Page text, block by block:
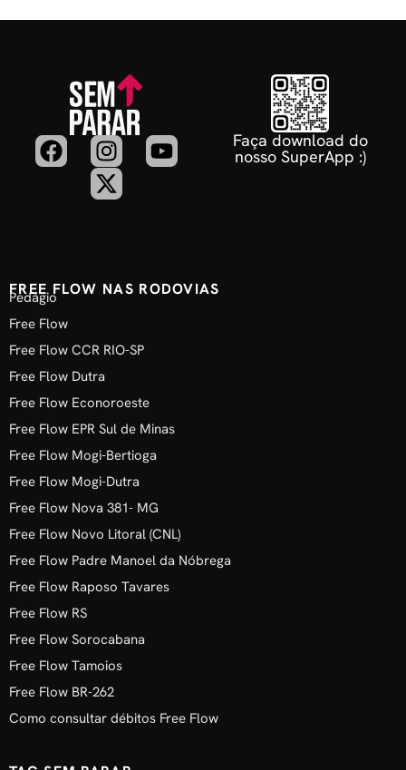
Faça download do
nosso SuperApp :)
FREE FLOW NAS RODOVIAS
Pedágio
Free Flow
Free Flow CCR RIO-SP
Free Flow Dutra
Free Flow Econoroeste
Free Flow EPR Sul de Minas
Free Flow Mogi-Bertioga
Free Flow Mogi-Dutra
Free Flow Nova 381- MG
Free Flow Novo Litoral (CNL)
Free Flow Padre Manoel da Nóbrega
Free Flow Raposo Tavares
Free Flow RS
Free Flow Sorocabana
Free Flow Tamoios
Free Flow BR-262
Como consultar débitos Free Flow